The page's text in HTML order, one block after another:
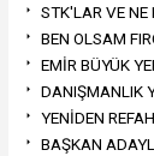
STK'LAR VE NE
BEN OLSAM
EMİR BÜYÜK
DANIŞMANLIK
YENİDEN
BAŞKAN